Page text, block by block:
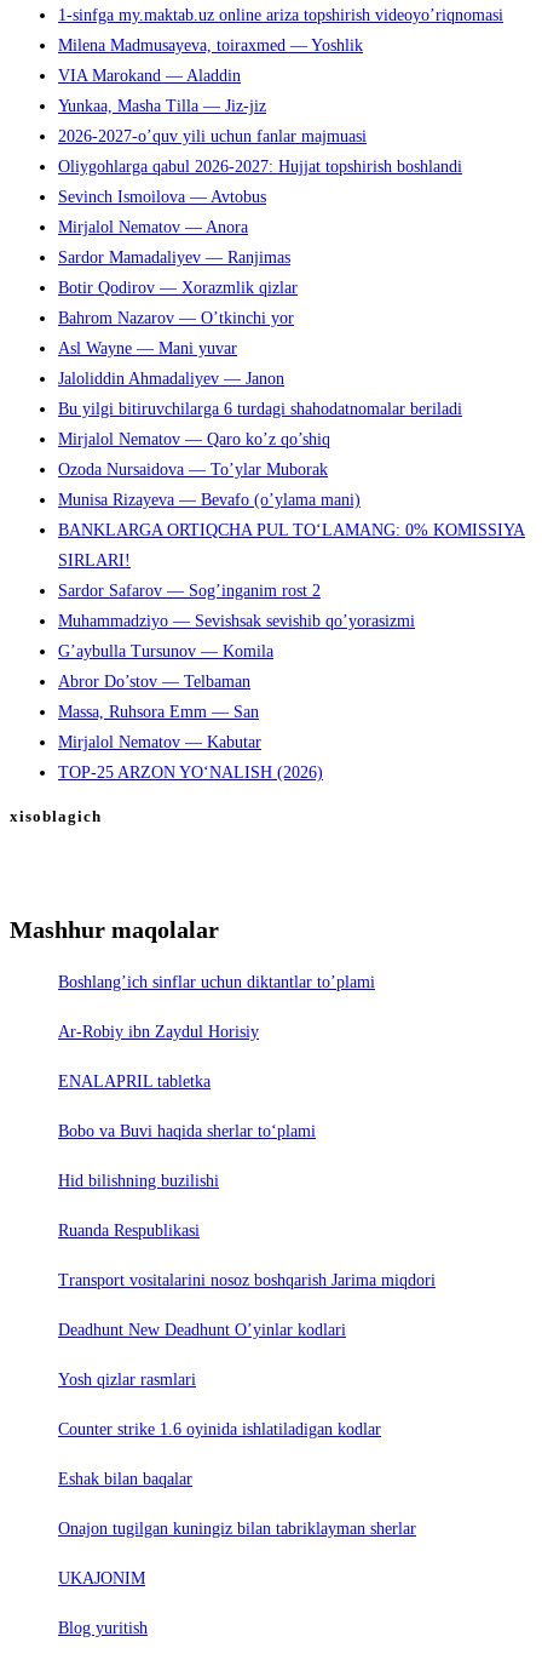
1-sinfga my.maktab.uz online ariza topshirish videoyo’riqnomasi
Milena Madmusayeva, toiraxmed — Yoshlik
VIA Marokand — Aladdin
Yunkaa, Masha Tilla — Jiz-jiz
2026-2027-o’quv yili uchun fanlar majmuasi
Oliygohlarga qabul 2026-2027: Hujjat topshirish boshlandi
Sevinch Ismoilova — Avtobus
Mirjalol Nematov — Anora
Sardor Mamadaliyev — Ranjimas
Botir Qodirov — Xorazmlik qizlar
Bahrom Nazarov — O’tkinchi yor
Asl Wayne — Mani yuvar
Jaloliddin Ahmadaliyev — Janon
Bu yilgi bitiruvchilarga 6 turdagi shahodatnomalar beriladi
Mirjalol Nematov — Qaro ko’z qo’shiq
Ozoda Nursaidova — To’ylar Muborak
Munisa Rizayeva — Bevafo (o’ylama mani)
BANKLARGA ORTIQCHA PUL TO‘LAMANG: 0% KOMISSIYA
SIRLARI!
Sardor Safarov — Sog’inganim rost 2
Muhammadziyo — Sevishsak sevishib qo’yorasizmi
G’aybulla Tursunov — Komila
Abror Do’stov — Telbaman
Massa, Ruhsora Emm — San
Mirjalol Nematov — Kabutar
TOP-25 ARZON YO‘NALISH (2026)
xisoblagich
Mashhur maqolalar
Boshlang’ich sinflar uchun diktantlar to’plami
Ar-Robiy ibn Zaydul Horisiy
ENALAPRIL tabletka
Bobo va Buvi haqida sherlar to‘plami
Hid bilishning buzilishi
Ruanda Respublikasi
Trаnsport vositаlаrini nosoz boshqаrish Jаrimа miqdori
Deadhunt New Deadhunt O’yinlar kodlari
Yosh qizlar rasmlari
Counter strike 1.6 oyinida ishlatiladigan kodlar
Eshak bilan baqalar
Onajon tugilgan kuningiz bilan tabriklayman sherlar
UKAJONIM
Blog yuritish